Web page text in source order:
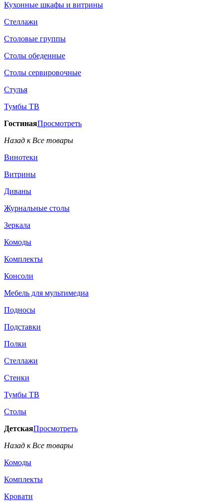
Кухонные шкафы и витрины
Стеллажи
Столовые группы
Столы обеденные
Столы сервировочные
Стулья
Тумбы ТВ
ГостинаяПросмотреть
Назад к Все товары
Винотеки
Витрины
Диваны
Журнальные столы
Зеркала
Комоды
Комплекты
Консоли
Мебель для мультимедиа
Подносы
Подставки
Полки
Стеллажи
Стенки
Тумбы ТВ
Столы
ДетскаяПросмотреть
Назад к Все товары
Комоды
Комплекты
Кровати